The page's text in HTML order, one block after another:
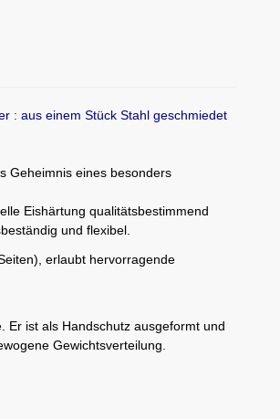
: aus einem Stück Stahl geschmiedet
Geheimnis eines besonders
Eishärtung qualitätsbestimmend
und flexibel.
erlaubt hervorragende
Er ist als Handschutz ausgeformt und
Gewichtsverteilung.